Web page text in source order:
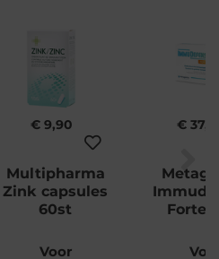
€ 9,90
Multipharma
Zink capsules
60st
Voor
€
Forte